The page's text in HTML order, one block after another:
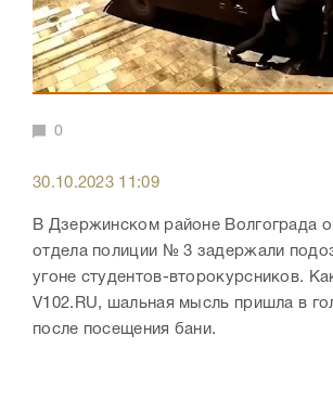
0
30.10.2023 11:09
В Дзержинском районе Волгограда
отдела полиции № 3 задержали
угоне студентов-второкурсников.
V102.RU, шальная мысль пришла в
после посещения бани.